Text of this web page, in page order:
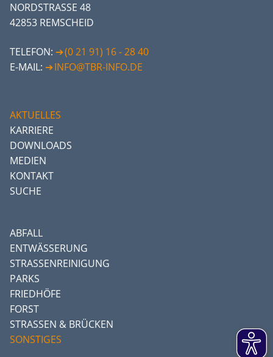
NORDSTRASSE 48
42853 REMSCHEID
TELEFON:
(0 21 91) 16 - 28 40
E-MAIL:
INFO@TBR-INFO.DE
AKTUELLES
KARRIERE
DOWNLOADS
MEDIEN
KONTAKT
SUCHE
ABFALL
ENTWÄSSERUNG
STRASSENREINIGUNG
PARKS
FRIEDHÖFE
FORST
STRASSEN & BRÜCKEN
SONSTIGES